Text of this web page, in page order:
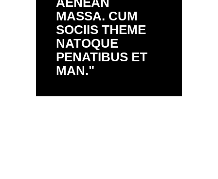
MASSA. CUM
SOCIIS THEME
NATOQUE
PENATIBUS ET
MAN."